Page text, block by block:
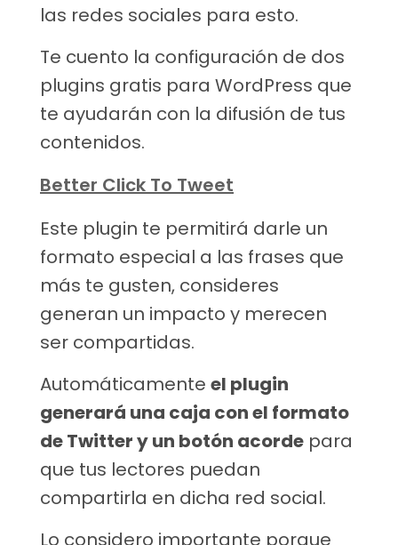
las redes sociales para esto.
Te cuento la configuración de dos
plugins gratis para WordPress que
te ayudarán con la difusión de tus
contenidos.
Better Click To Tweet
Este plugin te permitirá darle un
formato especial a las frases que
más te gusten, consideres
generan un impacto y merecen
ser compartidas.
Automáticamente el plugin
generará una caja con el formato
de Twitter y un botón acorde para
que tus lectores puedan
compartirla en dicha red social.
Lo considero importante porque